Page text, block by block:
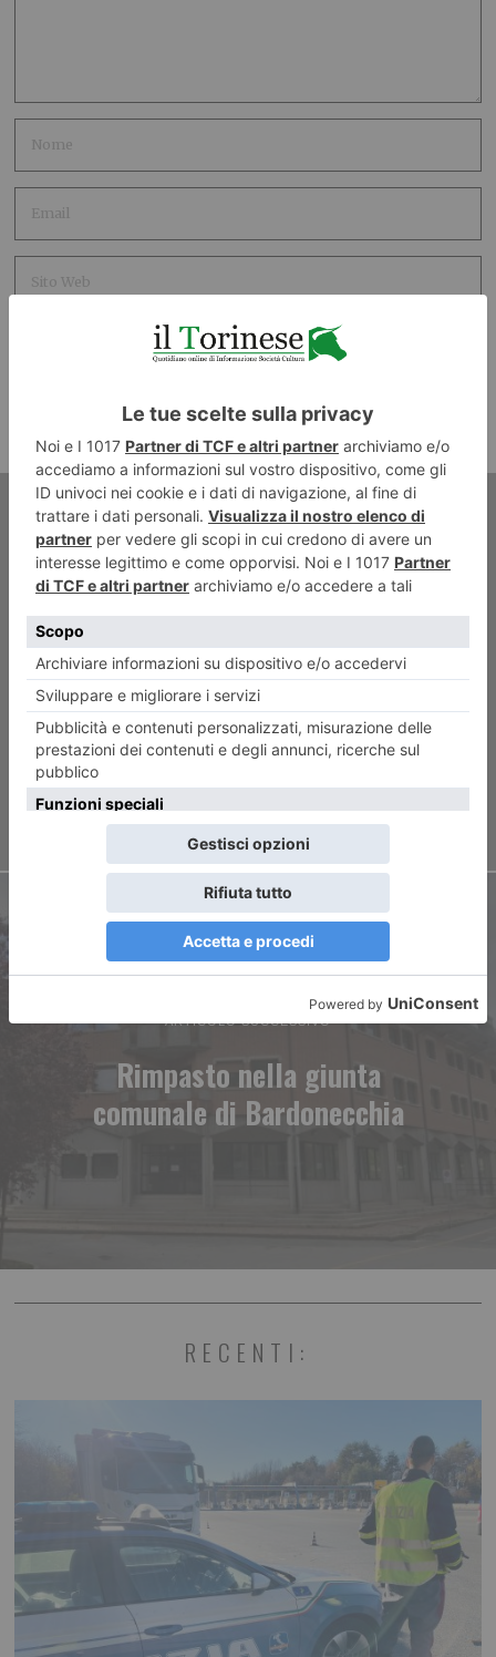
Un soggetto che pecca nella
sceneggiatura: ma rimane il
desiderio di fare cinema
ARTICOLO SUCCESSIVO
Rimpasto nella giunta
comunale di Bardonecchia
RECENTI: